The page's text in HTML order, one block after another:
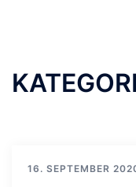
16. SEPTEMBER